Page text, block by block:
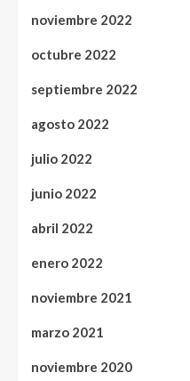
noviembre 2022
octubre 2022
septiembre 2022
agosto 2022
julio 2022
junio 2022
abril 2022
enero 2022
noviembre 2021
marzo 2021
noviembre 2020